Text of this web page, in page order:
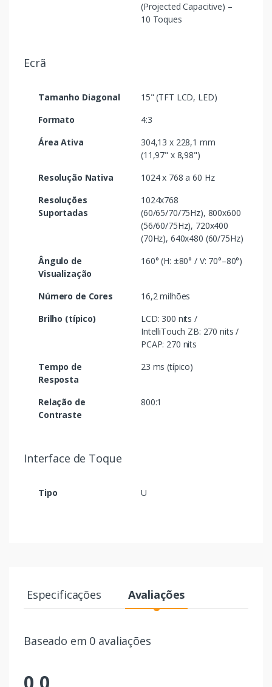
(Projected Capacitive) –
10 Toques
Ecrã
Tamanho Diagonal
15" (TFT LCD, LED)
Formato
4:3
Área Ativa
304,13 x 228,1 mm
(11,97" x 8,98")
Resolução Nativa
1024 x 768 a 60 Hz
Resoluções
Suportadas
1024x768
(60/65/70/75Hz), 800x600
(56/60/75Hz), 720x400
(70Hz), 640x480 (60/75Hz)
Ângulo de
Visualização
160° (H: ±80° / V: 70°–80°)
Número de Cores
16,2 milhões
Brilho (típico)
LCD: 300 nits /
IntelliTouch ZB: 270 nits /
PCAP: 270 nits
Tempo de
Resposta
23 ms (típico)
Relação de
Contraste
800:1
Interface de Toque
Tipo U
Especificações Avaliações
Baseado em 0 avaliações